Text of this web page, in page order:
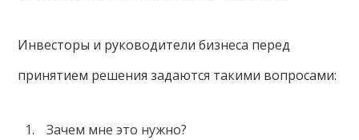
Инвесторы и руководители бизнеса перед
принятием решения задаются такими вопросами:
Зачем мне это нужно?